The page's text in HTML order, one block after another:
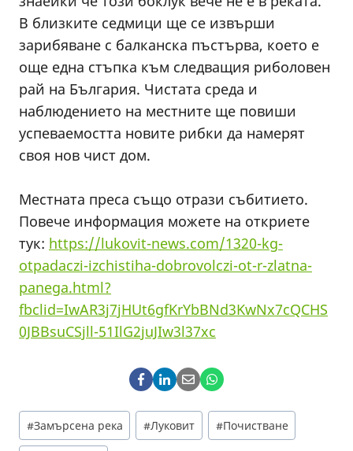
В близките седмици ще се извърши
зарибяване с балканска пъстърва, което е
още една стъпка към следващия риболовен
рай на България. Чистата среда и
наблюдението на местните ще повиши
успеваемостта новите рибки да намерят
своя нов чист дом.
Местната преса също отрази събитието.
Повече информация можете на откриете
тук: https://lukovit-news.com/1320-kg-
otpadaczi-izchistiha-dobrovolczi-ot-r-zlatna-
panega.html?
fbclid=IwAR3j7jHUt6gfKrYbBNd3KwNx7cQCHS
0JBBsuCSjll-51IlG2juJIw3l37xc
Post
Tags:
#Замърсена река #Луковит #Почистване